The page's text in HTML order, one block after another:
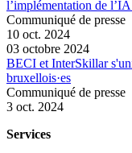
l’implémentation de
Communiqué de presse
10 oct. 2024
03 octobre 2024
BECI et InterSkillar
bruxellois·es
Communiqué de presse
3 oct. 2024
Services